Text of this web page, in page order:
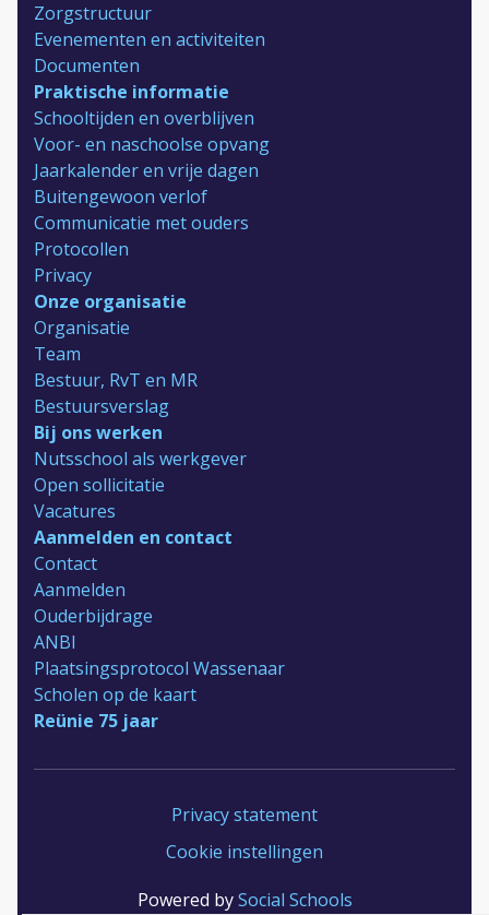
Zorgstructuur
Evenementen en activiteiten
Documenten
Praktische informatie
Schooltijden en overblijven
Voor- en naschoolse opvang
Jaarkalender en vrije dagen
Buitengewoon verlof
Communicatie met ouders
Protocollen
Privacy
Onze organisatie
Organisatie
Team
Bestuur, RvT en MR
Bestuursverslag
Bij ons werken
Nutsschool als werkgever
Open sollicitatie
Vacatures
Aanmelden en contact
Contact
Aanmelden
Ouderbijdrage
ANBI
Plaatsingsprotocol Wassenaar
Scholen op de kaart
Reünie 75 jaar
Privacy statement
Cookie instellingen
Powered bySocial Schools